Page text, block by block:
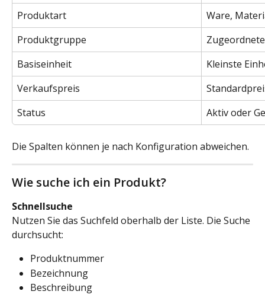
Produktart
Ware,
Produktgruppe
Basiseinheit
Kleinste
Verkaufspreis
Status
Aktiv oder
Die Spalten können je nach Konfiguration abweichen.
Wie suche ich ein Produkt?
Schnellsuche
Nutzen Sie das Suchfeld oberhalb der Liste. Die Suche
durchsucht:
Produktnummer
Bezeichnung
Beschreibung